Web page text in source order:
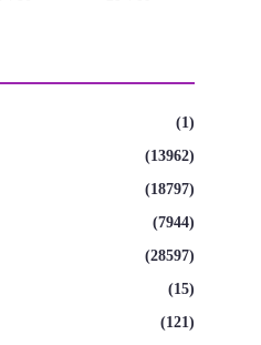
(1)
(13962)
(18797)
(7944)
(28597)
(15)
(121)